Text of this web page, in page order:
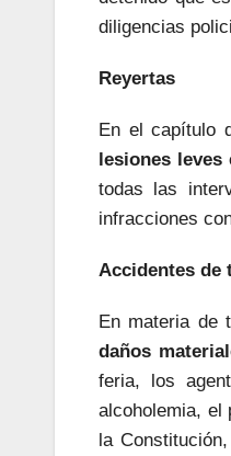
diligencias
Reyertas
En el capítulo
lesiones
todas las
infracciones
Accidentes de
En materia de
daños
feria, los
alcoholemia, el
la